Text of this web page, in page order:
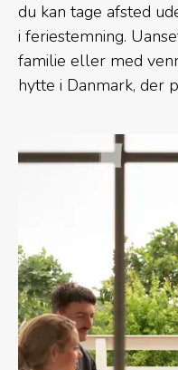
du kan tage afsted
i feriestemning.
familie eller med
hytte i Danmark, der